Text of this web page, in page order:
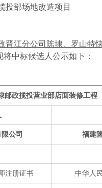
投部场地改造项目
晋江分公司陈埭、罗山特
将中标候选人公示如下：
邮政揽投营业部店面装修工程
公司 福建
注册证书 中华人